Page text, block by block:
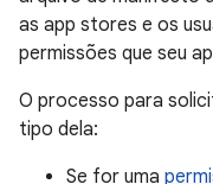
as app stores e os
permissões que seu
O processo para
tipo dela:
Se for uma